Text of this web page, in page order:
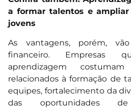
a formar talentos e ampliar
jovens
As vantagens, porém,
financeiro. Empresas
aprendizagem
relacionados à formação de
equipes, fortalecimento da
das oportunidades de